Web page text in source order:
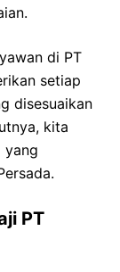
di PT
setiap
disesuaikan
kita
yang
PT